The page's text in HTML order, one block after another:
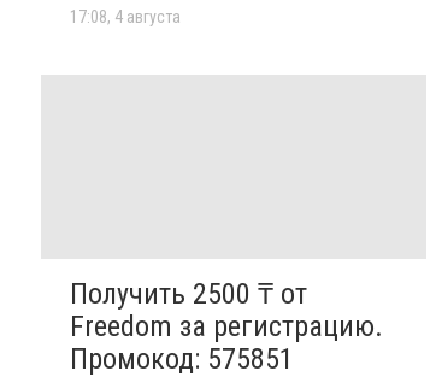
17:08, 4 августа
Получить 2500 ₸ от
Freedom за регистрацию.
Промокод: 575851